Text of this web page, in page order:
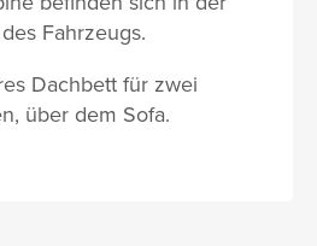
Fahrzeugs.
Dachbett für zwei
über dem Sofa.